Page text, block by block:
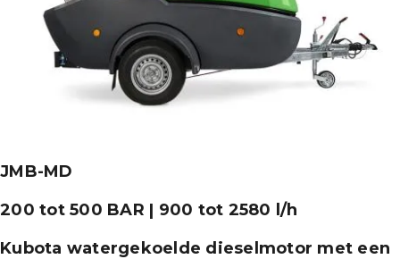
JMB-MD
200 tot 500 BAR | 900 tot 2580 l/h
Kubota watergekoelde dieselmotor met een